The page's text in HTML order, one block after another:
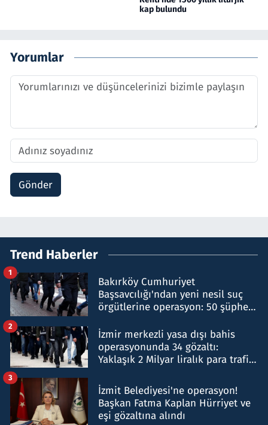
kap bulundu
Yorumlar
Gönder
Trend Haberler
Bakırköy Cumhuriyet
Başsavcılığı'ndan yeni nesil suç
örgütlerine operasyon: 50 şüpheli
1
İzmir merkezli yasa dışı bahis
operasyonunda 34 gözaltı:
Yaklaşık 2 Milyar liralık para trafiği
2
İzmit Belediyesi'ne operasyon!
Başkan Fatma Kaplan Hürriyet ve
eşi gözaltına alındı
3